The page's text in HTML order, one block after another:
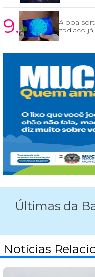
9.
A boa
zodíaco
Últimas da
Notícias